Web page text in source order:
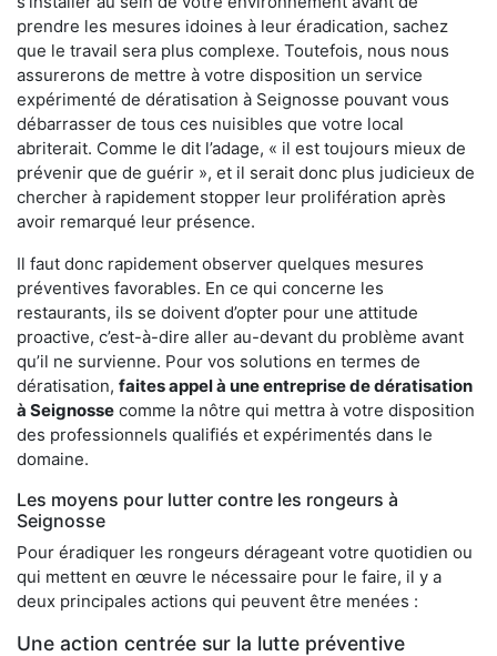
prendre les mesures idoines à leur éradication, sachez
que le travail sera plus complexe. Toutefois, nous nous
assurerons de mettre à votre disposition un service
expérimenté de dératisation à Seignosse pouvant vous
débarrasser de tous ces nuisibles que votre local
abriterait. Comme le dit l’adage, « il est toujours mieux de
prévenir que de guérir », et il serait donc plus judicieux de
chercher à rapidement stopper leur prolifération après
avoir remarqué leur présence.
Il faut donc rapidement observer quelques mesures
préventives favorables. En ce qui concerne les
restaurants, ils se doivent d’opter pour une attitude
proactive, c’est-à-dire aller au-devant du problème avant
qu’il ne survienne. Pour vos solutions en termes de
dératisation, faites appel à une entreprise de dératisation
à Seignosse comme la nôtre qui mettra à votre disposition
des professionnels qualifiés et expérimentés dans le
domaine.
Les moyens pour lutter contre les rongeurs à
Seignosse
Pour éradiquer les rongeurs dérageant votre quotidien ou
qui mettent en œuvre le nécessaire pour le faire, il y a
deux principales actions qui peuvent être menées :
Une action centrée sur la lutte préventive